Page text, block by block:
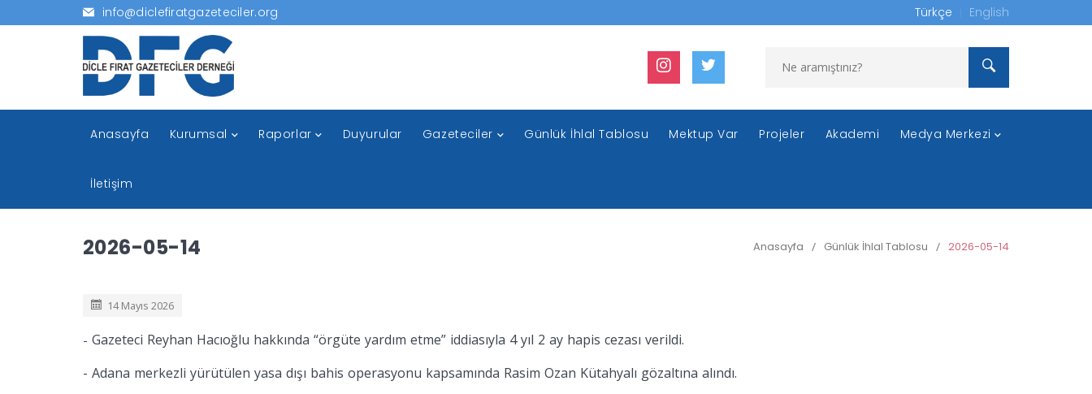
info@diclefiratgazeteciler.org Türkçe English
Anasayfa Kurumsal Raporlar Duyurular Gazeteciler Günlük İhlal Tablosu Mektup Var Projeler Akademi Medya Merkezi
İletişim
2026-05-14 Anasayfa / Günlük İhlal Tablosu / 2026-05-14
14 Mayıs 2026
- Gazeteci Reyhan Hacıoğlu hakkında “örgüte yardım etme” iddiasıyla 4 yıl 2 ay hapis cezası verildi.
- Adana merkezli yürütülen yasa dışı bahis operasyonu kapsamında Rasim Ozan Kütahyalı gözaltına alındı.